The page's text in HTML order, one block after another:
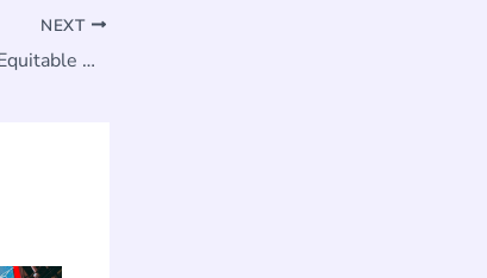
NEXT
Diversity and Inclusion: Equitable Work Environments